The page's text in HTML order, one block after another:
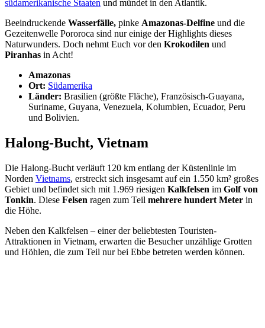
südamerikanische Staaten und mündet in den Atlantik.
Beeindruckende Wasserfälle, pinke Amazonas-Delfine und die
Gezeitenwelle Pororoca sind nur einige der Highlights dieses
Naturwunders. Doch nehmt Euch vor den Krokodilen und
Piranhas in Acht!
Amazonas
Ort: Südamerika
Länder: Brasilien (größte Fläche), Französisch-Guayana,
Suriname, Guyana, Venezuela, Kolumbien, Ecuador, Peru
und Bolivien.
Halong-Bucht, Vietnam
Die Halong-Bucht verläuft 120 km entlang der Küstenlinie im
Norden Vietnams, erstreckt sich insgesamt auf ein 1.550 km² großes
Gebiet und befindet sich mit 1.969 riesigen Kalkfelsen im Golf von
Tonkin. Diese Felsen ragen zum Teil mehrere hundert Meter in
die Höhe.
Neben den Kalkfelsen – einer der beliebtesten Touristen-
Attraktionen in Vietnam, erwarten die Besucher unzählige Grotten
und Höhlen, die zum Teil nur bei Ebbe betreten werden können.